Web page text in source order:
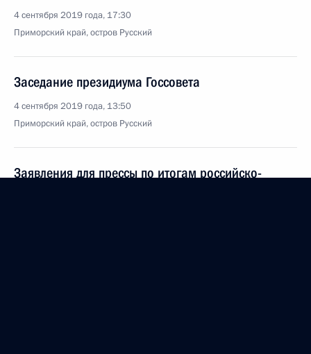
4 сентября 2019 года, 17:30
Приморский край, остров Русский
Заседание президиума Госсовета
4 сентября 2019 года, 13:50
Приморский край, остров Русский
Заявления для прессы по итогам российско-